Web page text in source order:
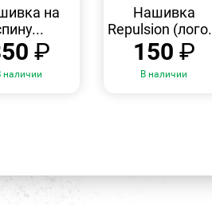
на
₽
наличии
Нашивка
Repulsion
150 ₽
В наличии